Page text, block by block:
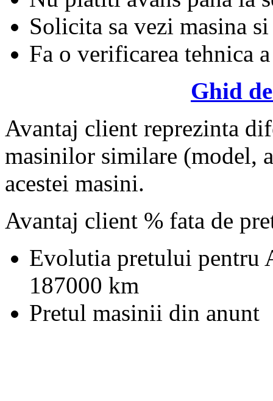
Solicita sa vezi masina si
Fa o verificarea tehnica
Ghid
Avantaj client reprezinta
masinilor similare (model,
acestei masini.
Avantaj client % fata de
Evolutia pretului pentru
187000 km
Pretul masinii din anunt